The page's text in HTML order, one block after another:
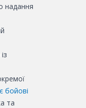
надання
бойові
та